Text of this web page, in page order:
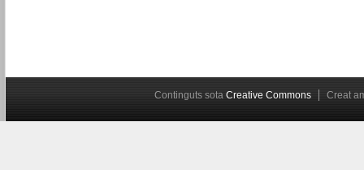
Continguts sota Creative Commons Creat